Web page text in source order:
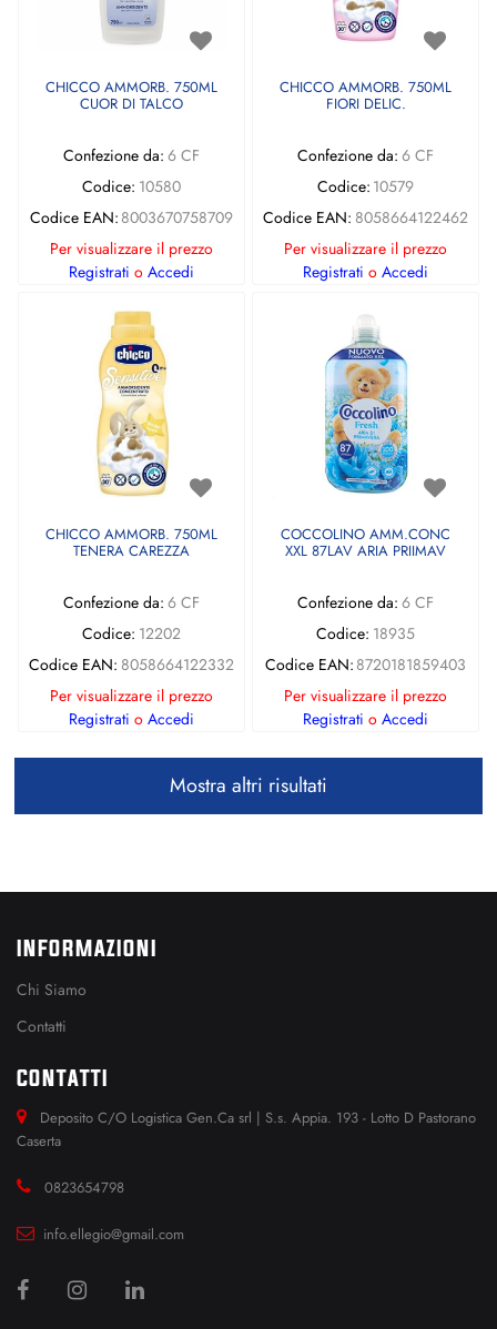
CHICCO AMMORB. 750ML
CUOR DI TALCO
Confezione da: 6 CF
Codice: 10580
Codice EAN: 8003670758709
Per visualizzare il prezzo
Registrati o Accedi
CHICCO AMMORB. 750ML
FIORI DELIC.
Confezione da: 6 CF
Codice: 10579
Codice EAN: 8058664122462
Per visualizzare il prezzo
Registrati o Accedi
CHICCO AMMORB. 750ML
TENERA CAREZZA
Confezione da: 6 CF
Codice: 12202
Codice EAN: 8058664122332
Per visualizzare il prezzo
Registrati o Accedi
COCCOLINO AMM.CONC
XXL 87LAV ARIA PRIIMAV
Confezione da: 6 CF
Codice: 18935
Codice EAN: 8720181859403
Per visualizzare il prezzo
Registrati o Accedi
Mostra altri risultati
INFORMAZIONI
Chi Siamo
Contatti
CONTATTI
Deposito C/O Logistica Gen.Ca srl | S.s. Appia. 193 - Lotto D Pastorano
Caserta
0823654798
info.ellegio@gmail.com